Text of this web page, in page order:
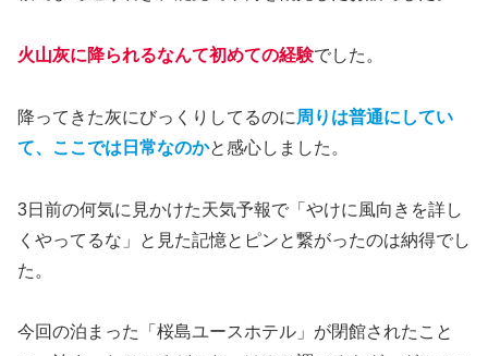
火山灰に降られるなんて初めての経験でした。
降ってきた灰にびっくりしてるのに 周りは普通にしてい
て、ここでは日常なのかと感心しました。
3日前の何気に見かけた天気予報で「やけに風向きを詳し
くやってるな」と見た記憶とピンと繋がったのは納得でし
た。
今回の泊まった「桜島ユースホテル」が閉館されたこと